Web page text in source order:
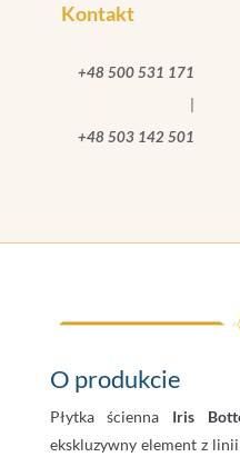
Kontakt
+48 500 531 171
+48 503 142 501
O produkcie
Płytka ścienna Iris
ekskluzywny element z linii